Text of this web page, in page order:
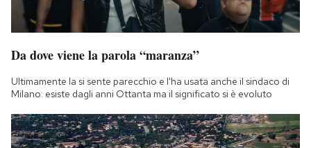
Da dove viene la parola “maranza”
Ultimamente la si sente parecchio e l'ha usata anche il sindaco di
Milano: esiste dagli anni Ottanta ma il significato si è evoluto